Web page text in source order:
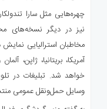
چهره‌هایی مثل سارا
نیز در دیگر نسخه‌های
مخاطبان استرالیایی
آمریکا، بریتانیا، ژاپن،
خواهد شد. تبلیغات در
وسایل حمل‌ونقل عمومی